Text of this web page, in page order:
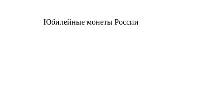
Юбилейные монеты России